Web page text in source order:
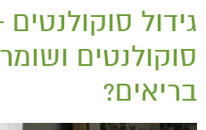
גידול
סוקולנטים
בריאים?